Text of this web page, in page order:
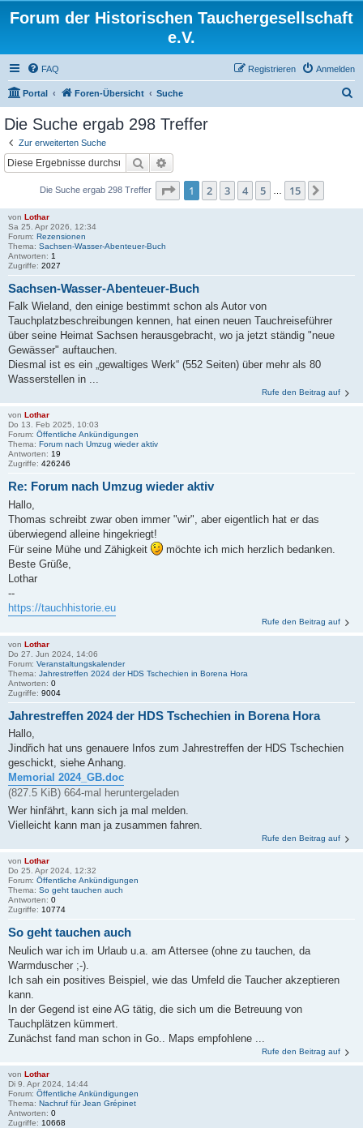
Forum der Historischen Tauchergesellschaft
e.V.
FAQ Anmelden
Registrieren
Portal Foren-Übersicht Suche
Die Suche ergab 298 Treffer
Zur erweiterten Suche
Suche
Die Suche ergab 298 Treffer Seite 1von 15
1 2 3 4 5 15
von Lothar
Sa 25. Apr 2026, 12:34
Forum: Rezensionen
Thema: Sachsen-Wasser-Abenteuer-Buch
Antworten: 1
Zugriffe: 2027
Sachsen-Wasser-Abenteuer-Buch
Falk Wieland, den einige bestimmt schon als Autor von
Tauchplatzbeschreibungen kennen, hat einen neuen Tauchreiseführer
über seine Heimat Sachsen herausgebracht, wo ja jetzt ständig "neue
Gewässer" auftauchen.
Diesmal ist es ein „gewaltiges Werk“ (552 Seiten) über mehr als 80
Wasserstellen in ...
Rufe den Beitrag auf
von Lothar
Do 13. Feb 2025, 10:03
Forum: Öffentliche Ankündigungen
Thema: Forum nach Umzug wieder aktiv
Antworten: 19
Zugriffe: 426246
Re: Forum nach Umzug wieder aktiv
Hallo,
Thomas schreibt zwar oben immer "wir", aber eigentlich hat er das
überwiegend alleine hingekriegt!
Für seine Mühe und Zähigkeit
möchte ich mich herzlich bedanken.
Beste Grüße,
Lothar
--
https://tauchhistorie.eu
Rufe den Beitrag auf
von Lothar
Do 27. Jun 2024, 14:06
Forum: Veranstaltungskalender
Thema: Jahrestreffen 2024 der HDS Tschechien in Borena Hora
Antworten: 0
Zugriffe: 9004
Jahrestreffen 2024 der HDS Tschechien in Borena Hora
Hallo,
Jindřich hat uns genauere Infos zum Jahrestreffen der HDS Tschechien
geschickt, siehe Anhang.
Memorial 2024_GB.doc
(827.5 KiB) 664-mal heruntergeladen
Wer hinfährt, kann sich ja mal melden.
Vielleicht kann man ja zusammen fahren.
Rufe den Beitrag auf
von Lothar
Do 25. Apr 2024, 12:32
Forum: Öffentliche Ankündigungen
Thema: So geht tauchen auch
Antworten: 0
Zugriffe: 10774
So geht tauchen auch
Neulich war ich im Urlaub u.a. am Attersee (ohne zu tauchen, da
Warmduscher ;-).
Ich sah ein positives Beispiel, wie das Umfeld die Taucher akzeptieren
kann.
In der Gegend ist eine AG tätig, die sich um die Betreuung von
Tauchplätzen kümmert.
Zunächst fand man schon in Go.. Maps empfohlene ...
Rufe den Beitrag auf
von Lothar
Di 9. Apr 2024, 14:44
Forum: Öffentliche Ankündigungen
Thema: Nachruf für Jean Grépinet
Antworten: 0
Zugriffe: 10668